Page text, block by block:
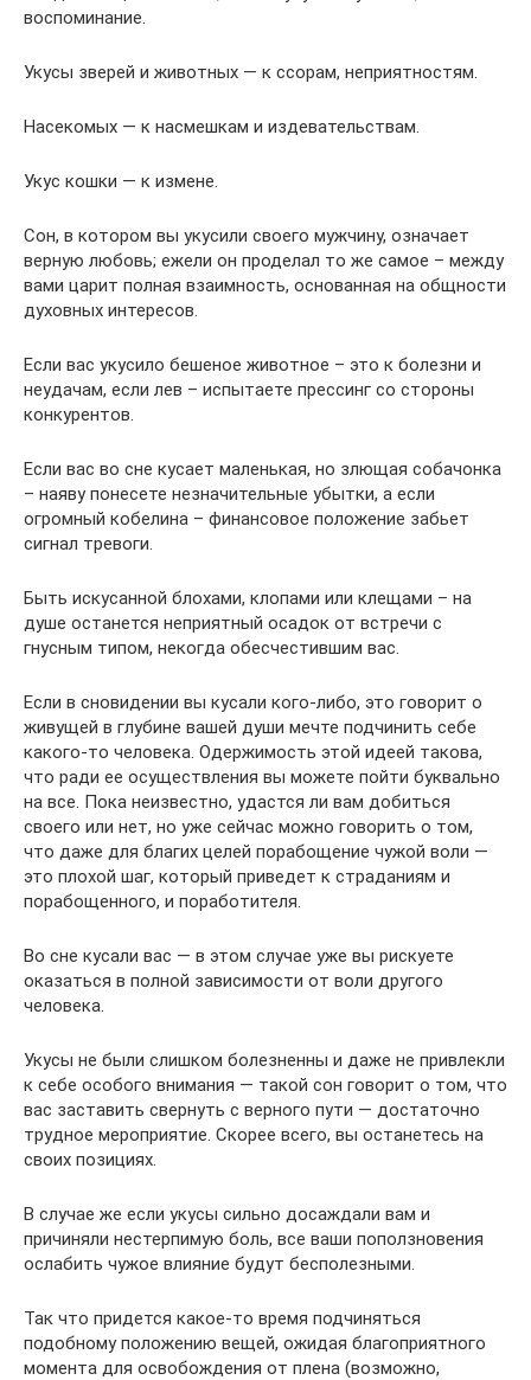
воспоминание.
Укусы зверей и животных — к ссорам, неприятностям.
Насекомых — к насмешкам и издевательствам.
Укус кошки — к измене.
Сон, в котором вы укусили своего мужчину, означает
верную любовь; ежели он проделал то же самое – между
вами царит полная взаимность, основанная на общности
духовных интересов.
Если вас укусило бешеное животное – это к болезни и
неудачам, если лев – испытаете прессинг со стороны
конкурентов.
Если вас во сне кусает маленькая, но злющая собачонка
– наяву понесете незначительные убытки, а если
огромный кобелина – финансовое положение забьет
сигнал тревоги.
Быть искусанной блохами, клопами или клещами – на
душе останется неприятный осадок от встречи с
гнусным типом, некогда обесчестившим вас.
Если в сновидении вы кусали кого-либо, это говорит о
живущей в глубине вашей души мечте подчинить себе
какого-то человека. Одержимость этой идеей такова,
что ради ее осуществления вы можете пойти буквально
на все. Пока неизвестно, удастся ли вам добиться
своего или нет, но уже сейчас можно говорить о том,
что даже для благих целей порабощение чужой воли —
это плохой шаг, который приведет к страданиям и
порабощенного, и поработителя.
Во сне кусали вас — в этом случае уже вы рискуете
оказаться в полной зависимости от воли другого
человека.
Укусы не были слишком болезненны и даже не привлекли
к себе особого внимания — такой сон говорит о том, что
вас заставить свернуть с верного пути — достаточно
трудное мероприятие. Скорее всего, вы останетесь на
своих позициях.
В случае же если укусы сильно досаждали вам и
причиняли нестерпимую боль, все ваши поползновения
ослабить чужое влияние будут бесполезными.
Так что придется какое-то время подчиняться
подобному положению вещей, ожидая благоприятного
момента для освобождения от плена (возможно,